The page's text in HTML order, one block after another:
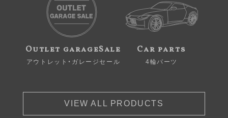
Outlet garageSale
アウトレット・ガレージセール
Car parts
4輪パーツ
VIEW ALL PRODUCTS